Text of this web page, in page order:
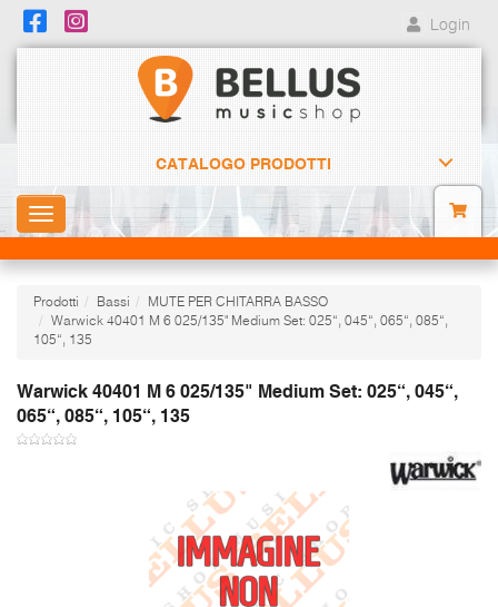
Login
CATALOGO PRODOTTI
Toggle
navigation
Prodotti Bassi
MUTE PER CHITARRA BASSO
Warwick 40401 M 6 025/135" Medium Set: 025“, 045“, 065“, 085“,
105“, 135
Warwick 40401 M 6 025/135" Medium Set: 025“, 045“,
065“, 085“, 105“, 135